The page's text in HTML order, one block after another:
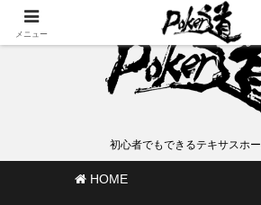
初心者でもできるテキサスホ
HOME
メニュー